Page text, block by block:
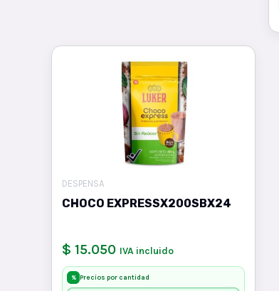
DESPENSA
CHOCO EXPRESSX200SBX24
$ 15.050 IVA incluido
% Precios por cantidad